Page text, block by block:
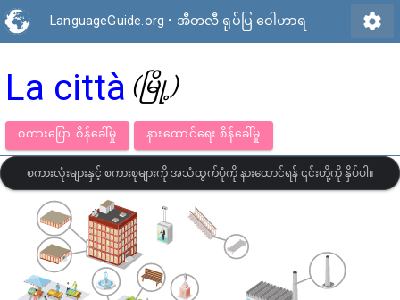
LanguageGuide.org • အီတလီ ရုပ်ပြ ဝေါဟာရ settings
La città (မြို့)
စကားပြော စိန်ခေါ်မှု နားထောင်ရေး စိန်ခေါ်မှု
စကားလုံးများနှင့် စကားစုများကို အသံထွက်ပုံကို နားထောင်ရန် ၎င်းတို့ကို နှိပ်ပါ။